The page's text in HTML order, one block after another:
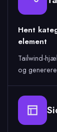
Hent
element
Tailwind-
og